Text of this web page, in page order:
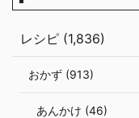
レシピ (1,836)
おかず (913)
あんかけ (46)